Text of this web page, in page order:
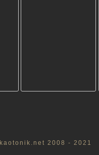
kaotonik.net 2008 - 2021